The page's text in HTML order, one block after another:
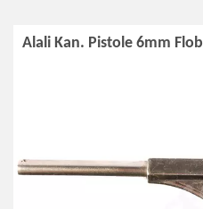
Alali Kan. Pistole 6mm Flob